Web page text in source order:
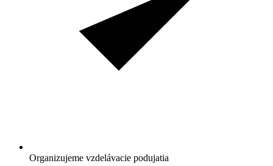
Organizujeme vzdelávacie podujatia